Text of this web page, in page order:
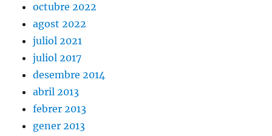
octubre 2022
agost 2022
juliol 2021
juliol 2017
desembre 2014
abril 2013
febrer 2013
gener 2013